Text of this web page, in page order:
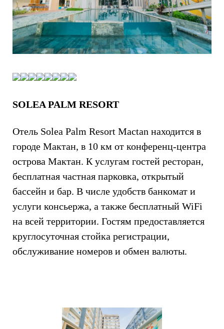
SOLEA PALM RESORT
Отель Solea Palm Resort Mactan находится в
городе Мактан, в 10 км от конференц-центра
острова Мактан. К услугам гостей ресторан,
бесплатная частная парковка, открытый
бассейн и бар. В числе удобств банкомат и
услуги консьержа, а также бесплатный WiFi
на всей территории. Гостям предоставляется
круглосуточная стойка регистрации,
обслуживание номеров и обмен валюты.